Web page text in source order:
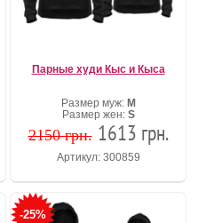
Парные худи Кыс и Кыса
Размер муж: M
Размер жен: S
2150 грн. 1613 грн.
Артикул: 300859
-25%